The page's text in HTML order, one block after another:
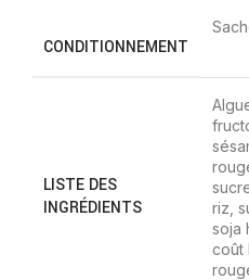
CONDITIONNEMENT
LISTE DES
INGRÉDIENTS
riz,
soja
coût